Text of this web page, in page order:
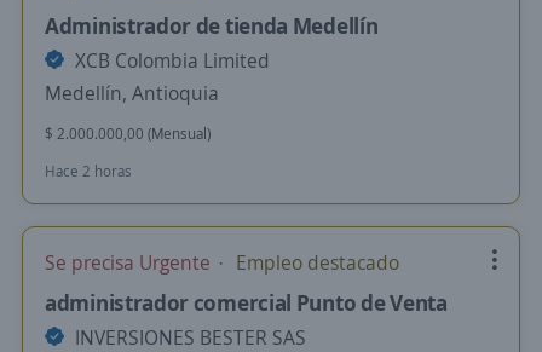
Administrador de tienda Medellín
XCB Colombia Limited
Medellín, Antioquia
$ 2.000.000,00 (Mensual)
Hace 2 horas
Se precisa Urgente Empleo destacado
administrador comercial Punto de Venta
INVERSIONES BESTER SAS